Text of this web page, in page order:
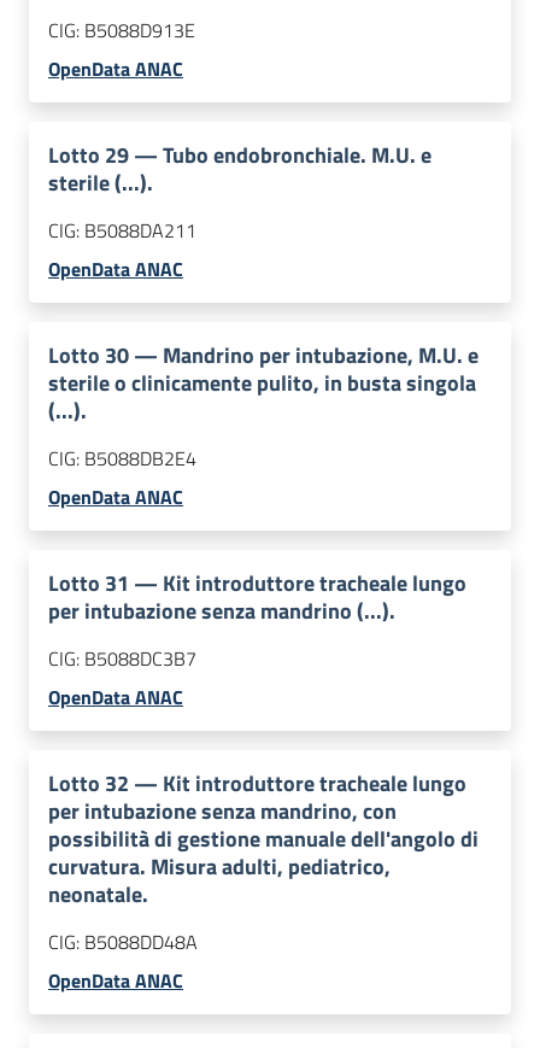
CIG: B5088D913E
OpenData ANAC
Lotto 29—Tubo endobronchiale. M.U. e
sterile (...).
CIG: B5088DA211
OpenData ANAC
Lotto 30— Mandrino per intubazione, M.U. e
sterile o clinicamente pulito, in busta singola
(...).
CIG: B5088DB2E4
OpenData ANAC
Lotto 31 — Kit introduttore tracheale lungo
per intubazione senza mandrino (...).
CIG: B5088DC3B7
OpenData ANAC
Lotto 32 — Kit introduttore tracheale lungo
per intubazione senza mandrino, con
possibilità di gestione manuale dell'angolo di
curvatura. Misura adulti, pediatrico,
neonatale.
CIG: B5088DD48A
OpenData ANAC